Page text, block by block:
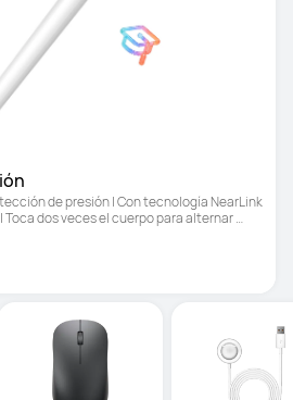
de presión | Con tecnología NearLink
dos veces el cuerpo para alternar